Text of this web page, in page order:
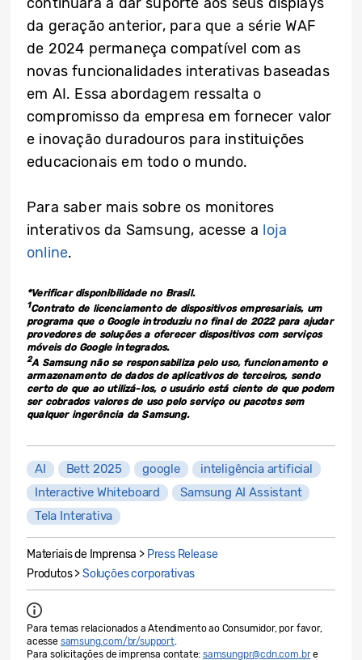
da geração anterior, para que a série WAF
de 2024 permaneça compatível com as
novas funcionalidades interativas baseadas
em AI. Essa abordagem ressalta o
compromisso da empresa em fornecer valor
e inovação duradouros para instituições
educacionais em todo o mundo.
Para saber mais sobre os monitores
interativos da Samsung, acesse a loja
online.
*Verificar disponibilidade no Brasil.
1Contrato de licenciamento de dispositivos empresariais, um
programa que o Google introduziu no final de 2022 para ajudar
provedores de soluções a oferecer dispositivos com serviços
móveis do Google integrados.
2A Samsung não se responsabiliza pelo uso, funcionamento e
armazenamento de dados de aplicativos de terceiros, sendo
certo de que ao utilizá-los, o usuário está ciente de que podem
ser cobrados valores de uso pelo serviço ou pacotes sem
qualquer ingerência da Samsung.
AI Bett 2025 google
inteligência artificial
Interactive Whiteboard
Samsung AI Assistant
Tela Interativa
Materiais de Imprensa > Press Release
Produtos >Soluções corporativas
Para temas relacionados a Atendimento ao Consumidor, por favor,
acesse samsung.com/br/support.
Para solicitações de imprensa contate: samsungpr@cdn.com.bre